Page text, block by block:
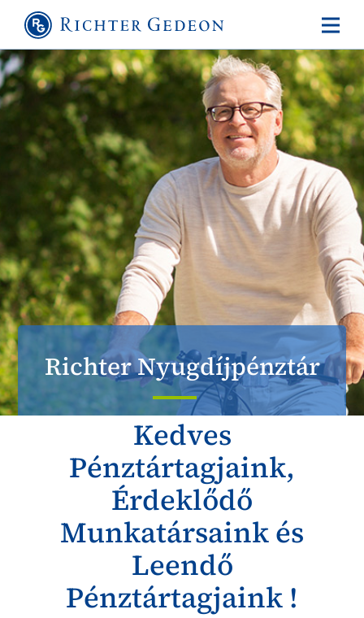
Richter Nyugdíjpénztár
Kedves
Pénztártagjaink,
Érdeklődő
Munkatársaink és
Leendő
Pénztártagjaink !